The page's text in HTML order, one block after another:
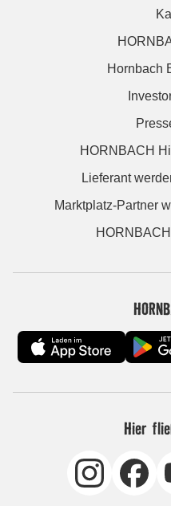
Hornbach
HORNBACH
Lieferant
Marktplatz-Partner
Hier